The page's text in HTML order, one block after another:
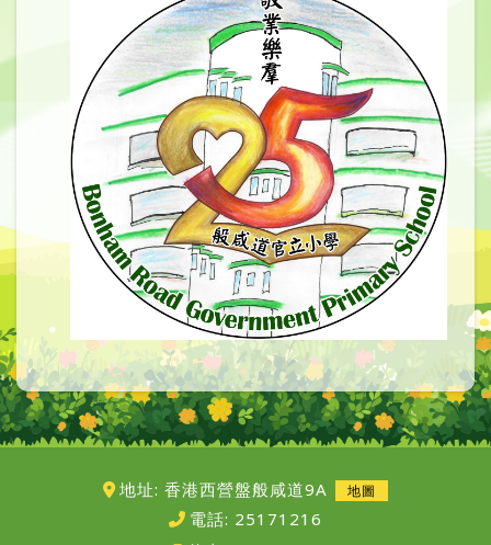
地址: 香港西營盤般咸道9A 地圖
電話: 25171216